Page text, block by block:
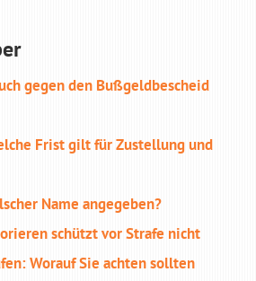
gegen den Bußgeldbescheid
Frist gilt für Zustellung und
Name angegeben?
schützt vor Strafe nicht
Worauf Sie achten sollten